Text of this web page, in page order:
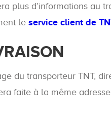
plus d’informations au
le service client de
du transporteur TNT,
faite à la même